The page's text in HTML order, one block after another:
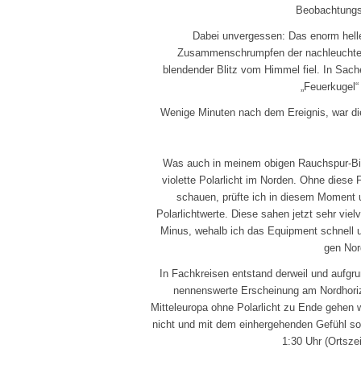
Dabei unvergessen: Das enorm
Zusammenschrumpfen der
blendender Blitz vom Himmel fiel. In
Wenige Minuten nach dem Ereignis, war
Was auch in meinem obigen Rauchspur-
violette Polarlicht im Norden. Ohne diese
schauen, prüfte ich in diesem
Polarlichtwerte. Diese sahen jetzt sehr
Minus, wehalb ich das Equipment schnell
gen
In Fachkreisen entstand derweil und
nennenswerte Erscheinung am
Mitteleuropa ohne Polarlicht zu Ende
nicht und mit dem einhergehenden Gefühl
1:30 Uhr